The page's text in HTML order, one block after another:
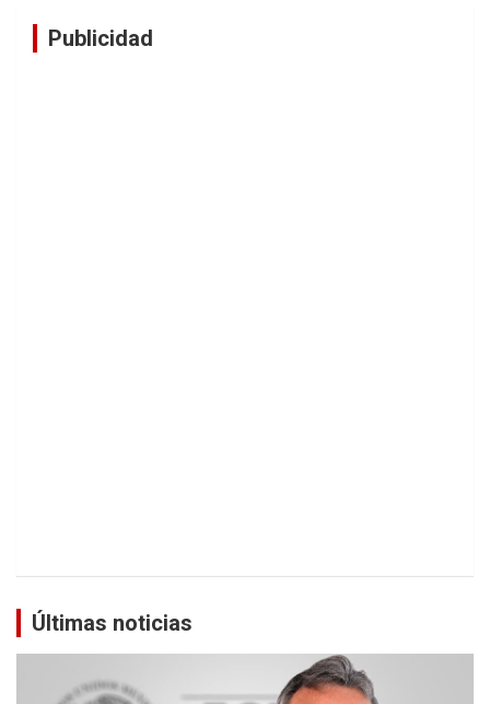
Publicidad
Últimas noticias